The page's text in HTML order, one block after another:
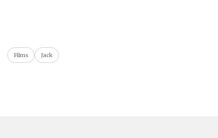
Films Jack